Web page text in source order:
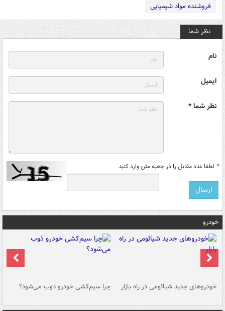
فروشنده مواد شیمیایی
نظر شما
نام
ایمیل
نظر شما *
* لطفا عدد مقابل را در جعبه متن وارد کنید
خودرو
خودروهای جدید شیائومی در راه بازار چرا سیم‌کشی خودرو ذوب می‌شود؟